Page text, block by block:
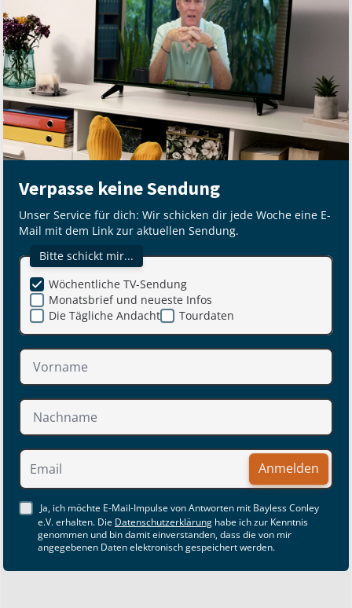
Verpasse keine Sendung
Unser Service für dich: Wir schicken dir jede Woche eine E-
Mail mit dem Link zur aktuellen Sendung.
Bitte schickt mir...
Monatsbrief und neueste Infos
Die Tägliche Andacht
Wöchentliche TV-Sendung
Tourdaten
Anmelden
Ja, ich möchte E-Mail-Impulse von Antworten mit Bayless Conley
e.V. erhalten. Die Datenschutzerklärung habe ich zur Kenntnis
genommen und bin damit einverstanden, dass die von mir
angegebenen Daten elektronisch gespeichert werden.